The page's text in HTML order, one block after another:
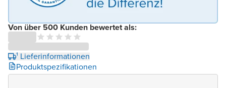
Von über 500 Kunden bewertet als:
¹ Lieferinformationen
Produktspezifikationen